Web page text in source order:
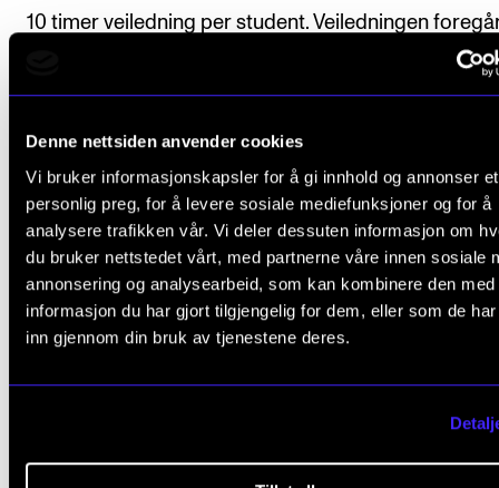
Denne nettsiden anvender cookies
Vi bruker informasjonskapsler for å gi innhold og annonser et
personlig preg, for å levere sosiale mediefunksjoner og for å
analysere trafikken vår. Vi deler dessuten informasjon om
du bruker nettstedet vårt, med partnerne våre innen sosiale
annonsering og analysearbeid, som kan kombinere den med
informasjon du har gjort tilgjengelig for dem, eller som de
inn gjennom din bruk av tjenestene deres.
10 timer veiledning per student. Veiledningen
Arbeidskrav
Det er obligatorisk deltakelse i undervisningen ved
fremføring av egne og medstudenters stykker.
Avsluttende vurdering